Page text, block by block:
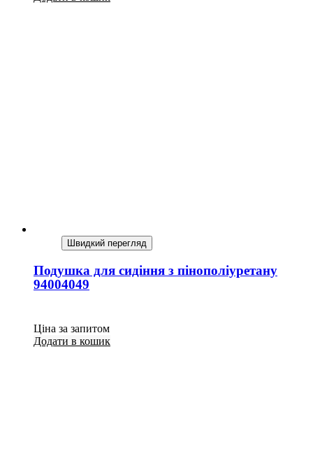
Швидкий перегляд
Подушка для сидіння з пінополіуретану
94004049
Ціна за запитом
Додати в кошик